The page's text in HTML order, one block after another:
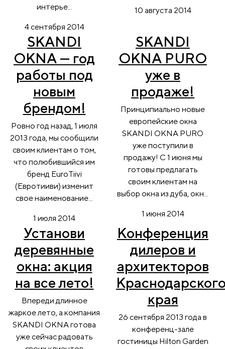
интерье...
4 сентября 2014
10 августа 2014
SKANDI
OKNA — год
работы под
новым
брендом!
Ровно год назад, 1 июля
2013 года, мы сообщили
своим клиентам о том,
что полюбившийся им
бренд EuroTiivi
(Евротииви) изменит
свое наименование...
1 июля 2014
SKANDI
OKNA PURO
уже в
продаже!
Принципиально новые
европейские окна
SKANDI OKNA PURO
уже поступили в
продажу! С 1 июня мы
готовы предлагать
своим клиентам на
выбор окна из дуба, окн...
1 июня 2014
Установи
деревянные
окна: акция
на все лето!
Впереди длинное
жаркое лето, а компания
SKANDI OKNA готова
уже сейчас радовать
Конференция
дилеров и
архитекторов
края
26 сентября 2013 года в
конференц-зале
гостиницы Hilton Garden